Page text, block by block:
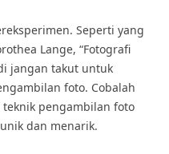
Seperti yang
Lange, “Fotografi
jangan takut untuk
foto. Cobalah
pengambilan foto
dan menarik.